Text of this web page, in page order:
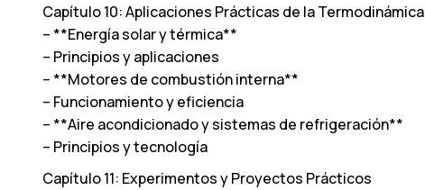
Capítulo 10: Aplicaciones Prácticas de la Termodinámica
– **Energía solar y térmica**
– Principios y aplicaciones
– **Motores de combustión interna**
– Funcionamiento y eficiencia
– **Aire acondicionado y sistemas de refrigeración**
– Principios y tecnología
Capítulo 11: Experimentos y Proyectos Prácticos